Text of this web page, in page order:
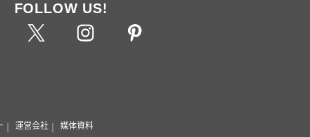
FOLLOW US!
運営会社 媒体資料